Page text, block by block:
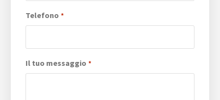
Telefono *
Il tuo messaggio *